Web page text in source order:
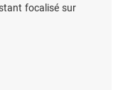
focalisé sur